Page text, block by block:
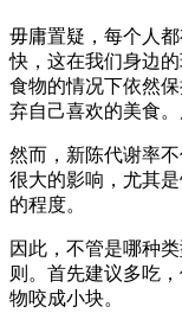
毋庸置疑，每个人
快，这在我们身边
食物的情况下依然
弃自己喜欢的美食。
然而，新陈代谢率
很大的影响，尤其
的程度。
因此，不管是哪种
则。首先建议多吃
物咬成小块。